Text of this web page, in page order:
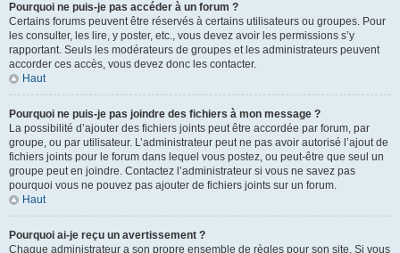
Pourquoi ne puis-je pas accéder à un forum ?
Certains forums peuvent être réservés à certains utilisateurs ou groupes. Pour
les consulter, les lire, y poster, etc., vous devez avoir les permissions s’y
rapportant. Seuls les modérateurs de groupes et les administrateurs peuvent
accorder ces accès, vous devez donc les contacter.
Haut
Pourquoi ne puis-je pas joindre des fichiers à mon message ?
La possibilité d’ajouter des fichiers joints peut être accordée par forum, par
groupe, ou par utilisateur. L’administrateur peut ne pas avoir autorisé l’ajout de
fichiers joints pour le forum dans lequel vous postez, ou peut-être que seul un
groupe peut en joindre. Contactez l’administrateur si vous ne savez pas
pourquoi vous ne pouvez pas ajouter de fichiers joints sur un forum.
Haut
Pourquoi ai-je reçu un avertissement ?
Chaque administrateur a son propre ensemble de règles pour son site. Si vous